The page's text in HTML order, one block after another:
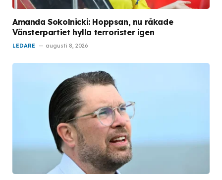
Amanda Sokolnicki: Hoppsan, nu råkade
Vänsterpartiet hylla terrorister igen
LEDARE augusti 8, 2026